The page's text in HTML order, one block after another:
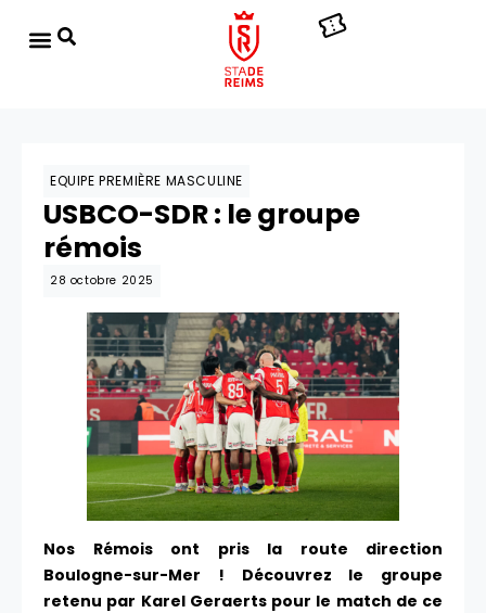
EQUIPE PREMIÈRE MASCULINE
USBCO-SDR : le groupe
rémois
28 octobre 2025
Nos Rémois ont pris la route direction
Boulogne-sur-Mer ! Découvrez le groupe
retenu par Karel Geraerts pour le match de ce